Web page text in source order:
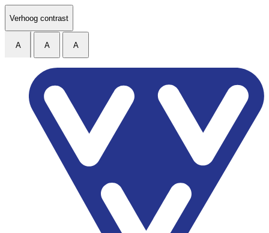
Ga naar de inhoud
Verhoog contrast
A A A